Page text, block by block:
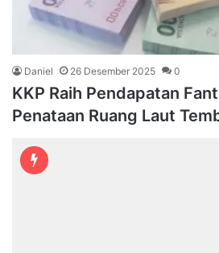
Daniel 26 Desember 2025 0
KKP Raih Pendapatan
Penataan Ruang Laut